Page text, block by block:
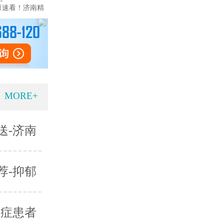
速看！济南精
MORE+
-济南
-抑郁
患者